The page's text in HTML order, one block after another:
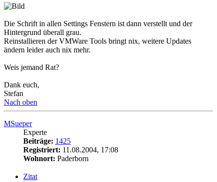
Die Schrift in allen Settings Fenstern ist dann verstellt und der
Hintergrund überall grau.
Reinstallieren der VMWare Tools bringt nix, weitere Updates
ändern leider auch nix mehr.
Weis jemand Rat?
Dank euch,
Stefan
Nach oben
MSueper
Experte
Beiträge: 1425
Registriert: 11.08.2004, 17:08
Wohnort: Paderborn
Zitat